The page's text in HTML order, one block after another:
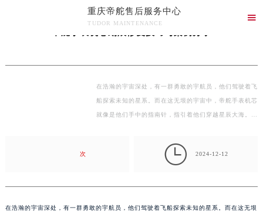
重庆帝舵售后服务中心
TUDOR MAINTENANCE

重庆帝舵售后服务中心竭诚为您服务！
重庆帝舵维修服务中心>文章> 帝舵手表机芯划痕修复技巧与案例分享
在浩瀚的宇宙深处，有一群勇敢的宇航员，他们驾驶着飞
船探索未知的星系。而在这无垠的宇宙中，帝舵手表机芯
就像是他们手中的指南针，指引着他们穿越星辰大海。
次  2024-12-12
在浩瀚的宇宙深处，有一群勇敢的宇航员，他们驾驶着飞船探索未知的星系。而在这无垠